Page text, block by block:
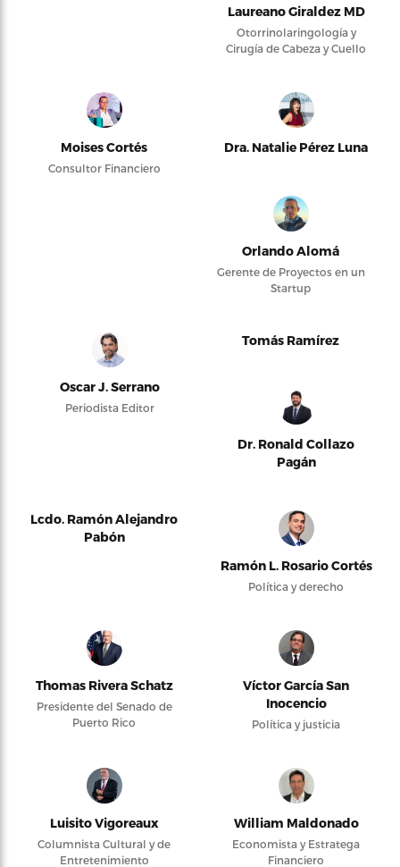
Laureano Giraldez MD
Otorrinolaringología y
Cirugía de Cabeza y Cuello
Moises Cortés
Consultor Financiero
Dra. Natalie Pérez Luna
Orlando Alomá
Gerente de Proyectos en un
Startup
Oscar J. Serrano
Periodista Editor
Tomás Ramírez
Dr. Ronald Collazo
Pagán
Lcdo. Ramón Alejandro
Pabón
Ramón L. Rosario Cortés
Política y derecho
Thomas Rivera Schatz
Presidente del Senado de
Puerto Rico
Víctor García San
Inocencio
Política y justicia
Luisito Vigoreaux
Columnista Cultural y de
Entretenimiento
William Maldonado
Economista y Estratega
Financiero